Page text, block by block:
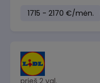
1715 - 2170 €/mėn.
prieš 2 val.